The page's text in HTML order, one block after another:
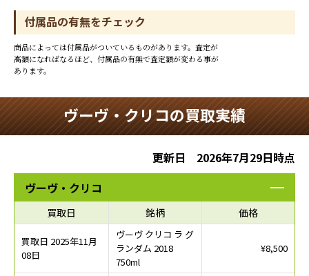
付属品の有無をチェック
商品によっては付属品がついているものがあります。査定が
高額になればなるほど、付属品の有無で査定額が変わる事が
あります。
ヴーヴ・クリコの買取実績
更新日 2026年7月29日時点
ヴーヴ・クリコ
買取日 銘柄 価格
買取日 2025年11月
08日
ヴーヴ クリコ ラ グ
ランダム 2018
750ml
¥8,500